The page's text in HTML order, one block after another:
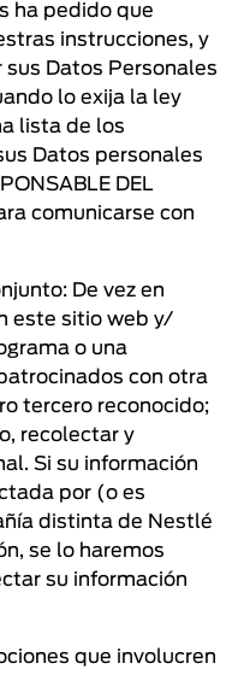
ha pedido que
instrucciones, y
Datos Personales
lo exija la ley
lista de los
Datos personales
DEL
comunicarse con
De vez en
este sitio web y/
o una
con otra
tercero reconocido;
recolectar y
Si su información
por (o es
distinta de Nestlé
se lo haremos
su información
que involucren